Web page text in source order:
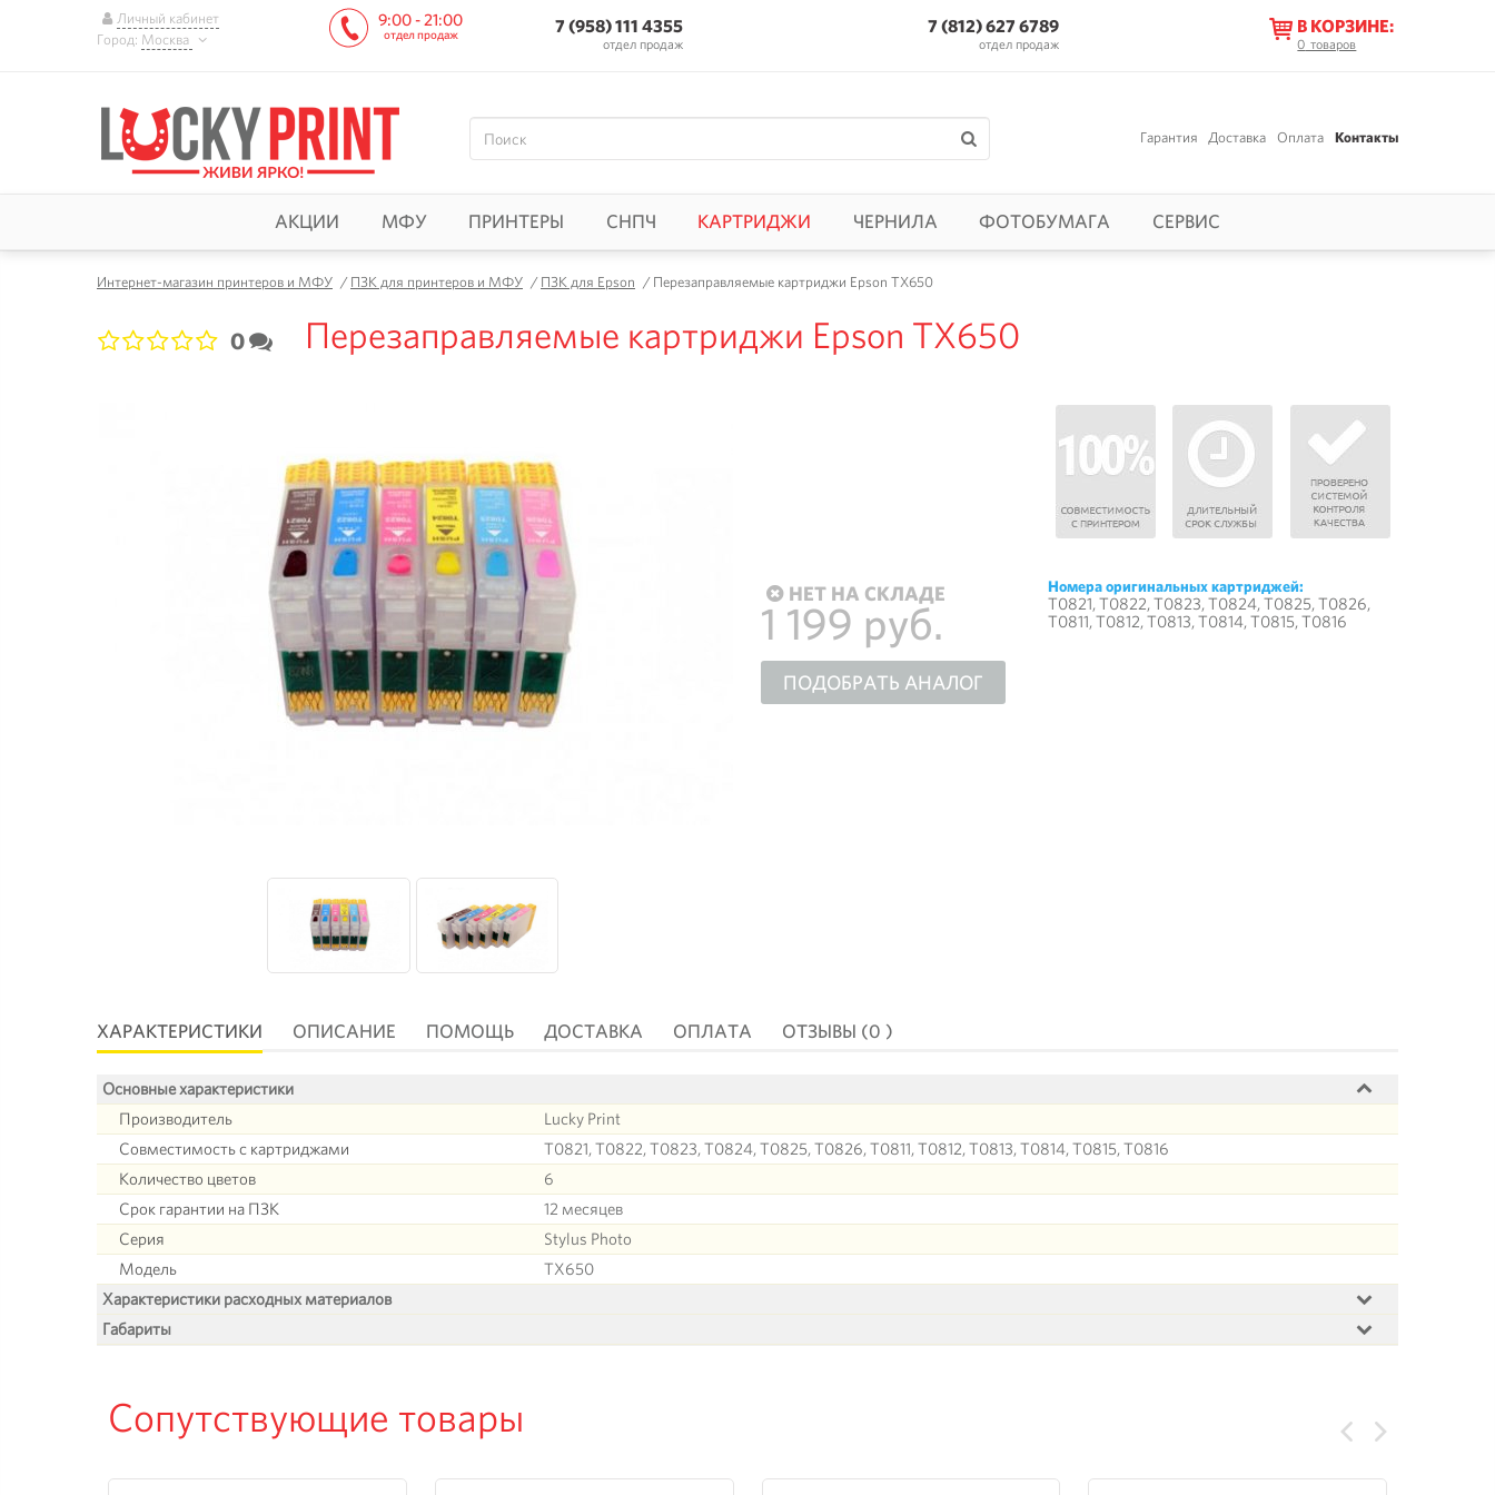
Личный кабинет
Город: Москва
9:00 - 21:00
отдел продаж 7 (958) 111 4355
отдел продаж
7 (812) 627 6789
отдел продаж
В КОРЗИНЕ:
0 товаров
Гарантия Доставка Оплата Контакты
АКЦИИ МФУ ПРИНТЕРЫ СНПЧ КАРТРИДЖИ ЧЕРНИЛА ФОТОБУМАГА СЕРВИС
Интернет-магазин принтеров и МФУ /ПЗК для принтеров и МФУ /ПЗК для Epson /Перезаправляемые картриджи Epson TX650
0 Перезаправляемые картриджи Epson TX650
НЕТ НА СКЛАДЕ
1 199 руб.
ПОДОБРАТЬ АНАЛОГ
Номера оригинальных картриджей:
T0821, T0822, T0823, T0824, T0825, T0826,
T0811, T0812, T0813, T0814, T0815, T0816
ХАРАКТЕРИСТИКИ ОПИСАНИЕ ПОМОЩЬ ДОСТАВКА ОПЛАТА ОТЗЫВЫ (0 )
Основные характеристики
Производитель
Lucky Print
Совместимость с картриджами
T0821, T0822, T0823, T0824, T0825, T0826, T0811, T0812, T0813, T0814, T0815, T0816
Количество цветов
6
Срок гарантии на ПЗК
12 месяцев
Серия
Stylus Photo
Модель
TX650
Характеристики расходных материалов
Габариты
Сопутствующие товары